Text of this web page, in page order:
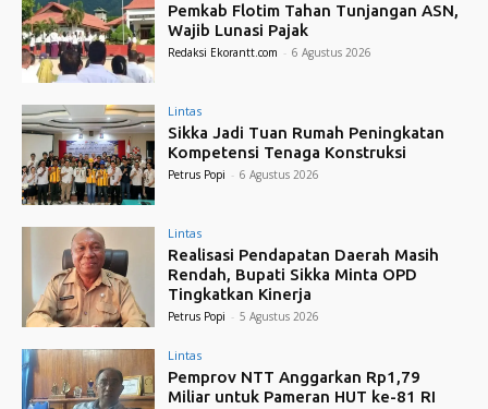
Pemkab Flotim Tahan Tunjangan ASN,
Wajib Lunasi Pajak
Redaksi Ekorantt.com - 6 Agustus 2026
Lintas
Sikka Jadi Tuan Rumah Peningkatan
Kompetensi Tenaga Konstruksi
Petrus Popi - 6 Agustus 2026
Lintas
Realisasi Pendapatan Daerah Masih
Rendah, Bupati Sikka Minta OPD
Tingkatkan Kinerja
Petrus Popi - 5 Agustus 2026
Lintas
Pemprov NTT Anggarkan Rp1,79
Miliar untuk Pameran HUT ke-81 RI